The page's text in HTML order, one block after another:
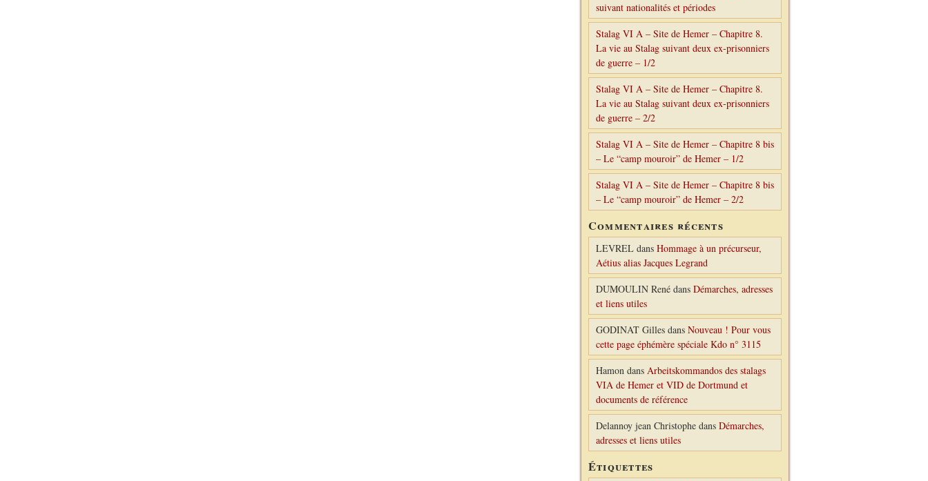
suivant nationalités et périodes
Stalag VI A – Site de Hemer – Chapitre 8.
La vie au Stalag suivant deux ex-prisonniers
de guerre – 1/2
Stalag VI A – Site de Hemer – Chapitre 8.
La vie au Stalag suivant deux ex-prisonniers
de guerre – 2/2
Stalag VI A – Site de Hemer – Chapitre 8 bis
– Le “camp mouroir” de Hemer – 1/2
Stalag VI A – Site de Hemer – Chapitre 8 bis
– Le “camp mouroir” de Hemer – 2/2
Commentaires récents
LEVREL dans Hommage à un précurseur,
Aétius alias Jacques Legrand
DUMOULIN René dans Démarches, adresses
et liens utiles
GODINAT Gilles dans Nouveau ! Pour vous
cette page éphémère spéciale Kdo n° 3115
Hamon dans Arbeitskommandos des stalags
VIA de Hemer et VID de Dortmund et
documents de référence
Delannoy jean Christophe dans Démarches,
adresses et liens utiles
Étiquettes